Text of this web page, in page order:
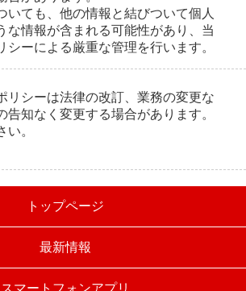
いても、他の情報と結びついて個人
な情報が含まれる可能性があり、当
シーによる厳重な管理を行います。
リシーは法律の改訂、業務の変更な
告知なく変更する場合があります。
い。
トップページ
最新情報
スマートフォンアプリ